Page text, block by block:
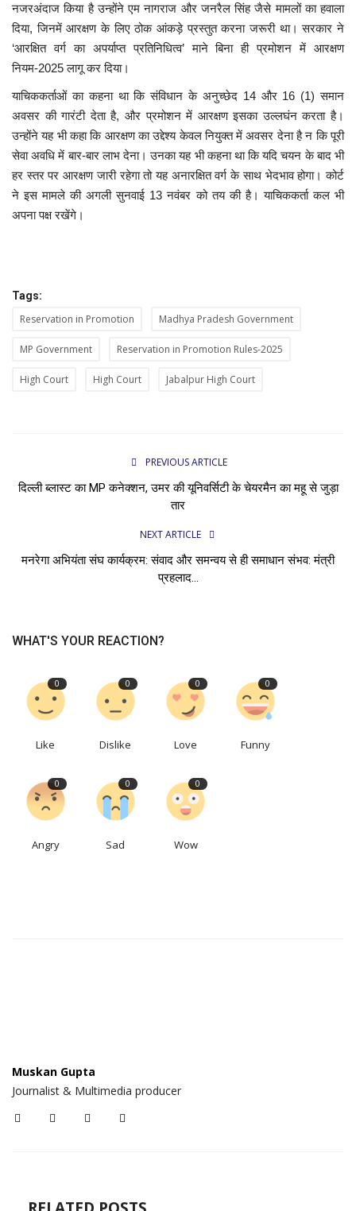
ब्रेकिंग न्यूज़
व्यापार
टेक न्यूज़
नजरअंदाज किया है उन्होंने एम नागराज और जनरैल सिंह जैसे मामलों का हवाला
दिया, जिनमें आरक्षण के लिए ठोक आंकड़े प्रस्तुत करना जरूरी था। सरकार ने
‘आरक्षित वर्ग का अपर्याप्त प्रतिनिधित्व’ माने बिना ही प्रमोशन में आरक्षण
नियम-2025 लागू कर दिया।
याचिककर्ताओं का कहना था कि संविधान के अनुच्छेद 14 और 16 (1) समान
अवसर की गारंटी देता है, और प्रमोशन में आरक्षण इसका उल्लघंन करता है।
उन्होंने यह भी कहा कि आरक्षण का उद्देश्य केवल नियुक्त में अवसर देना है न कि पूरी
सेवा अवधि में बार-बार लाभ देना। उनका यह भी कहना था कि यदि चयन के बाद भी
हर स्तर पर आरक्षण जारी रहेगा तो यह अनारक्षित वर्ग के साथ भेदभाव होगा। कोर्ट
ने इस मामले की अगली सुनवाई 13 नवंबर को तय की है। याचिककर्ता कल भी
अपना पक्ष रखेंगे।
Tags:
Reservation in Promotion Madhya Pradesh Government
MP Government Reservation in Promotion Rules-2025
High Court High Court Jabalpur High Court
PREVIOUS ARTICLE
दिल्ली ब्लास्ट का MP कनेक्शन, उमर की यूनिवर्सिटी के चेयरमैन का महू से जुड़ा
तार
NEXT ARTICLE
मनरेगा अभियंता संघ कार्यक्रम: संवाद और समन्वय से ही समाधान संभव: मंत्री
प्रहलाद...
WHAT'S YOUR REACTION?
0
Like
0
Dislike
0
Love
0
Funny
0
Angry
0
Sad
0
Wow
Muskan Gupta
Journalist & Multimedia producer